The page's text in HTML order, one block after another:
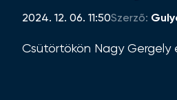
2024. 12. 06. 11:50Szerző:
Csütörtökön Nagy